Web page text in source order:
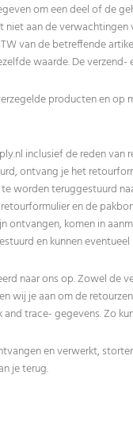
om een deel of de
aan de
van de betreffende
waarde. De
producten en
inclusief de reden van
ontvang je het
worden teruggestuurd
en de
ontvangen, komen in
en kunnen
naar ons op. Zowel de
wij je aan om de
trace- gegevens. Zo
en verwerkt,
je terug.